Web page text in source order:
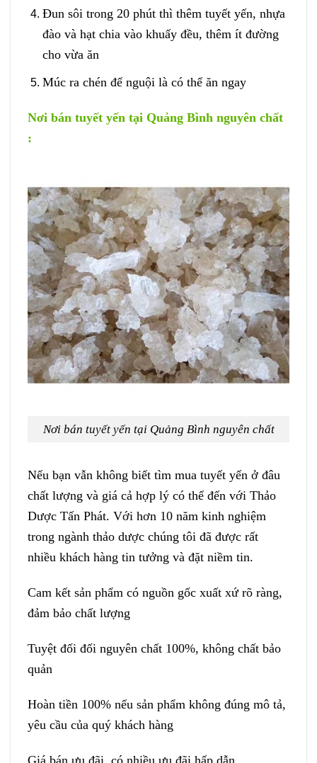
Đun sôi trong 20 phút thì thêm tuyết yến, nhựa
đào và hạt chia vào khuấy đều, thêm ít đường
cho vừa ăn
Múc ra chén để nguội là có thể ăn ngay
Nơi bán tuyết yến tại Quảng Bình nguyên chất
:
Nơi bán tuyết yến tại Quảng Bình nguyên chất
Nếu bạn vẫn không biết tìm mua tuyết yến ở đâu
chất lượng và giá cả hợp lý có thể đến với Thảo
Dược Tấn Phát. Với hơn 10 năm kinh nghiệm
trong ngành thảo dược chúng tôi đã được rất
nhiều khách hàng tin tưởng và đặt niềm tin.
Cam kết sản phẩm có nguồn gốc xuất xứ rõ ràng,
đảm bảo chất lượng
Tuyệt đối đối nguyên chất 100%, không chất bảo
quản
Hoàn tiền 100% nếu sản phẩm không đúng mô tả,
yêu cầu của quý khách hàng
Giá bán ưu đãi, có nhiều ưu đãi hấp dẫn